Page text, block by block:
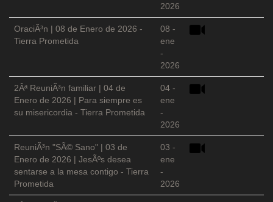
2026
OraciÃ³n | 08 de Enero de 2026 -
Tierra Prometida
08 -
ene
-
2026
2Âª ReuniÃ³n familiar | 04 de
Enero de 2026 | Para siempre es
su misericordia - Tierra Prometida
04 -
ene
-
2026
ReuniÃ³n "SÃ© Sano" | 03 de
Enero de 2026 | JesÃºs desea
sentarse a la mesa contigo - Tierra
Prometida
03 -
ene
-
2026